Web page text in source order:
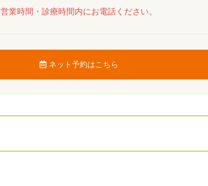
営業時間・診療時間内にお電話ください。
ネット予約はこちら